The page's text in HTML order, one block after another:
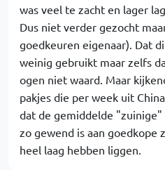
was veel te zacht en lager
Dus niet verder gezocht
goedkeuren eigenaar). Dat
weinig gebruikt maar zelfs
ogen niet waard. Maar
pakjes die per week uit
dat de gemiddelde
zo gewend is aan goedkope
heel laag hebben liggen.